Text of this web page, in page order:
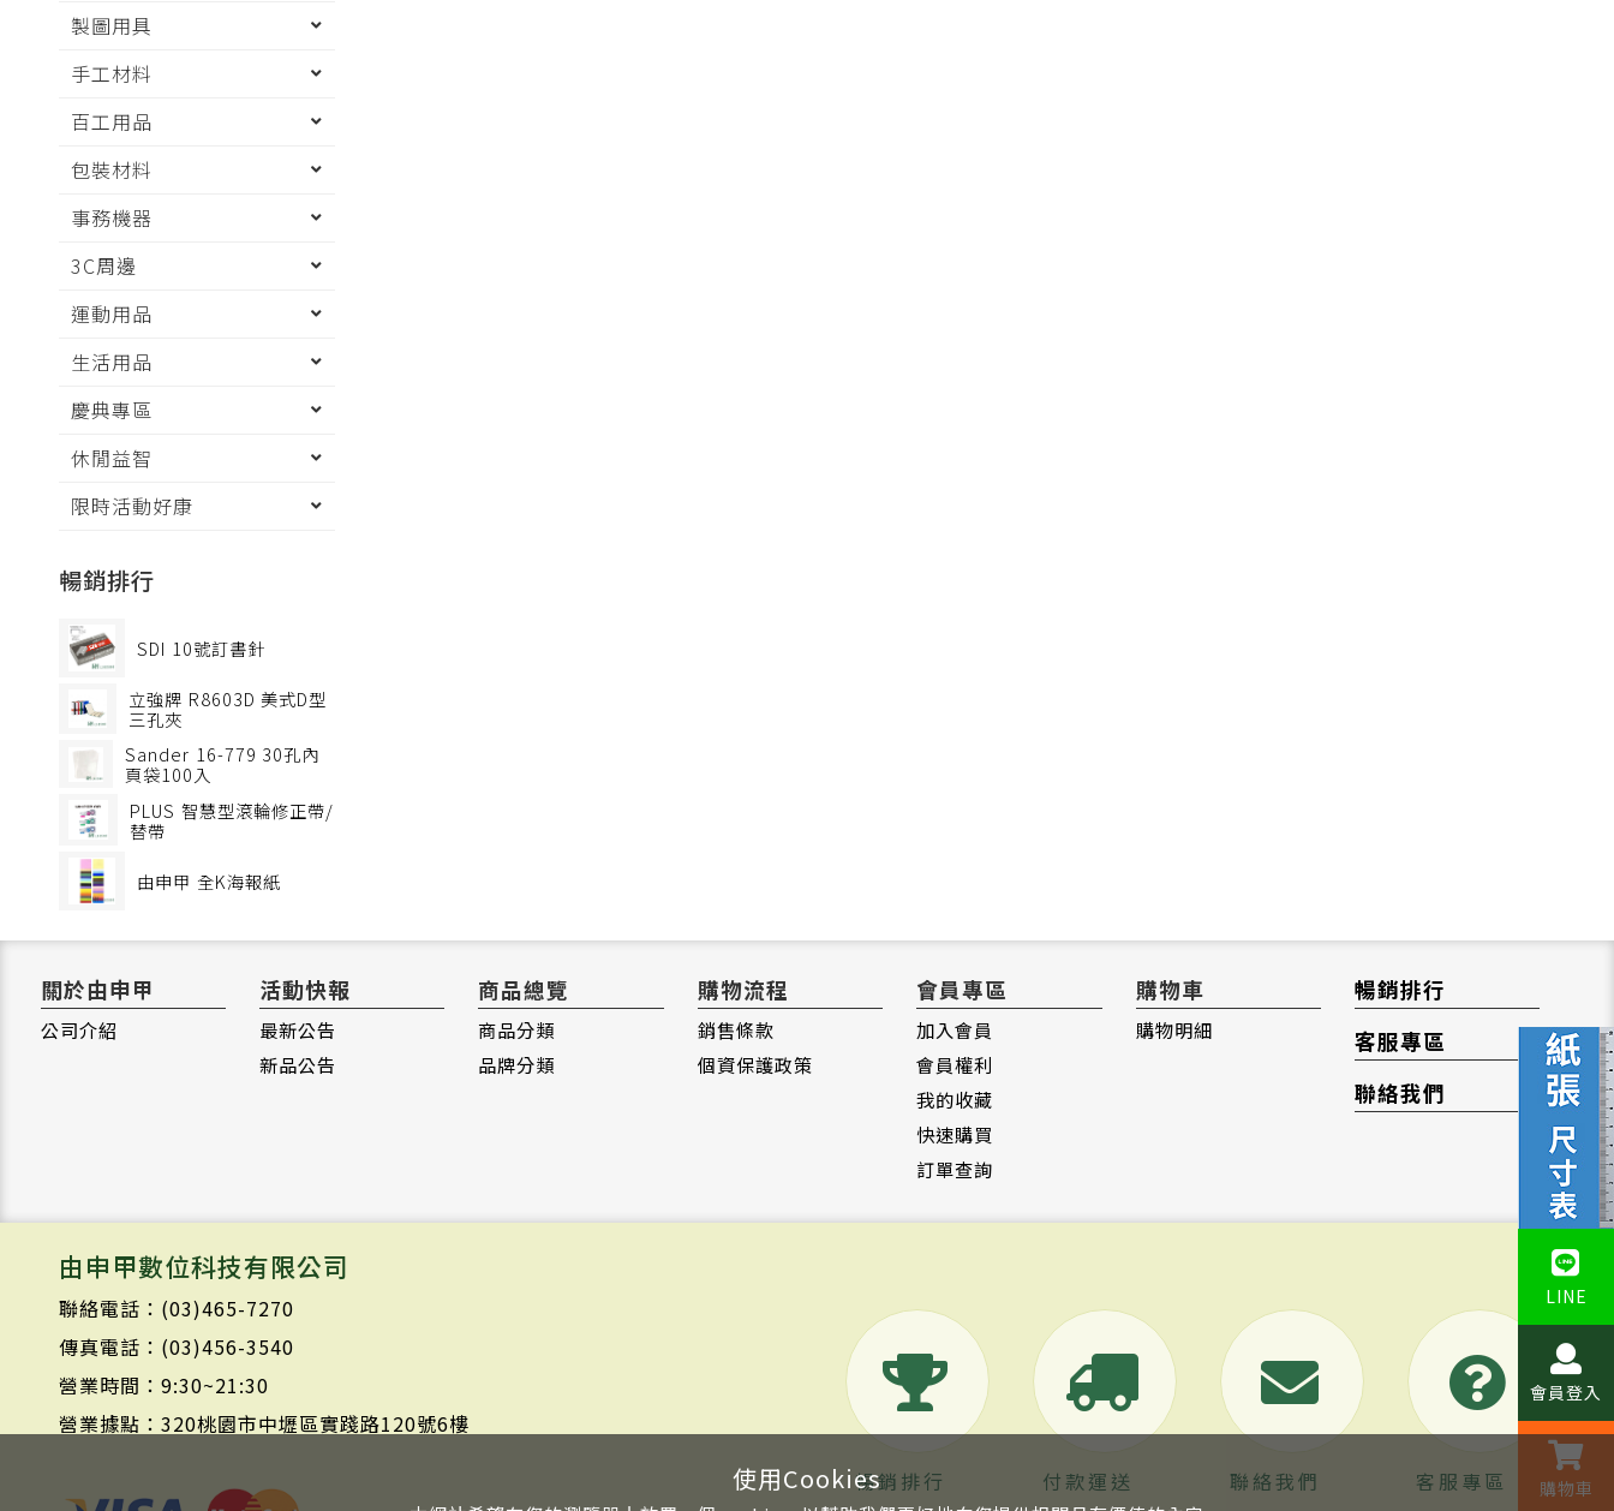
製圖用具
手工材料
百工用品
包裝材料
事務機器
3C周邊
運動用品
生活用品
慶典專區
休閒益智
限時活動好康
暢銷排行
SDI 10號訂書針
立強牌 R8603D 美式D型
三孔夾
Sander 16-779 30孔內
頁袋100入
PLUS 智慧型滾輪修正帶/
替帶
由申甲 全K海報紙
關於由申甲
公司介紹
活動快報
最新公告
新品公告
商品總覽
商品分類
品牌分類
購物流程
銷售條款
個資保護政策
會員專區
加入會員
會員權利
我的收藏
快速購買
訂單查詢
購物車
購物明細
暢銷排行
客服專區
聯絡我們
由申甲數位科技有限公司
聯絡電話：(03)465-7270
傳真電話：(03)456-3540
營業時間：9:30~21:30
營業據點：320桃園市中壢區實踐路120號6樓
暢銷排行
付款運送 聯絡我們 客服專區
LINE
會員登入
購物車
使用Cookies